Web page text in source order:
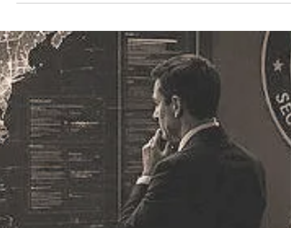
coordinación de su sistema financiero y
ampliar su capacidad para movilizar
recursos a proyectos de mitigación,
adaptación, transición energética,
conservación y desarrollo resiliente, para
concretar los compromisos de la
Contribución Determinada a Nivel Nacional
(NDC 3.0). Iniciativa Climática de México
(ICM) realizó su cuarto taller “Hacia la